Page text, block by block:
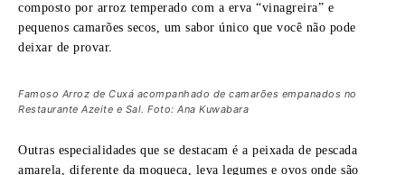
composto por arroz temperado com a erva “vinagreira” e
pequenos camarões secos, um sabor único que você não pode
deixar de provar.
Famoso Arroz de Cuxá acompanhado de camarões empanados no
Restaurante Azeite e Sal. Foto: Ana Kuwabara
Outras especialidades que se destacam é a peixada de pescada
amarela, diferente da moqueca, leva legumes e ovos onde são